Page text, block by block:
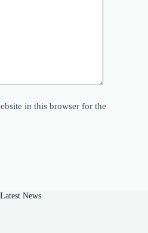
in this browser for the
News